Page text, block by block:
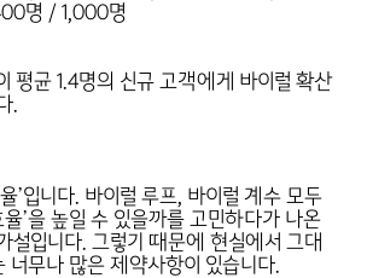
명 / 1,000명
평균 1.4명의 신규 고객에게 바이럴 확산
.
’입니다. 바이럴 루프, 바이럴 계수 모두
율’을 높일 수 있을까를 고민하다가 나온
설입니다. 그렇기 때문에 현실에서 그대
너무나 많은 제약사항이 있습니다.